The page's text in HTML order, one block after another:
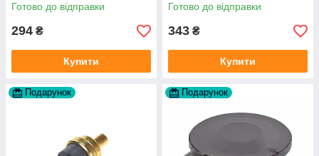
Готово до відправки
294 ₴
Купити
Готово до відправки
343 ₴
Купити
Подарунок Подарунок